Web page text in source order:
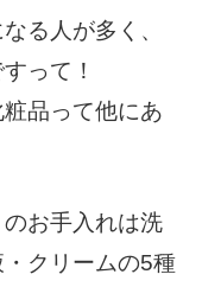
る人が多く、
って！
品って他にあ
のお手入れは洗
クリームの5種